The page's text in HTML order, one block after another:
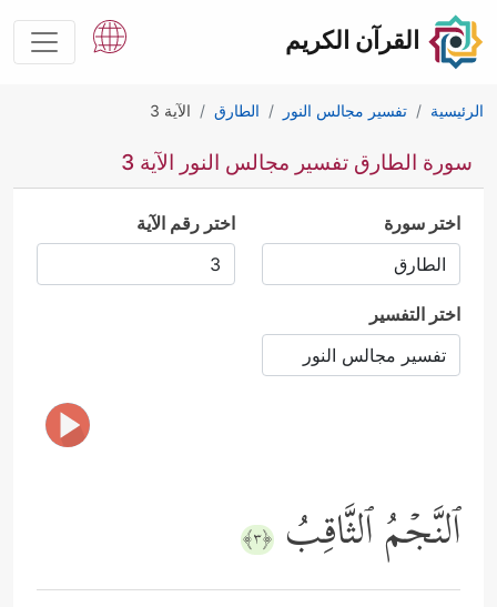
القرآن الكريم
الرئيسية تفسير مجالس النور الطارق الآية 3
سورة الطارق تفسير مجالس النور الآية 3
اختر سورة اختر رقم الآية
اختر التفسير
ٱلنَّجۡمُ ٱلثَّاقِبُ ﴿٣﴾